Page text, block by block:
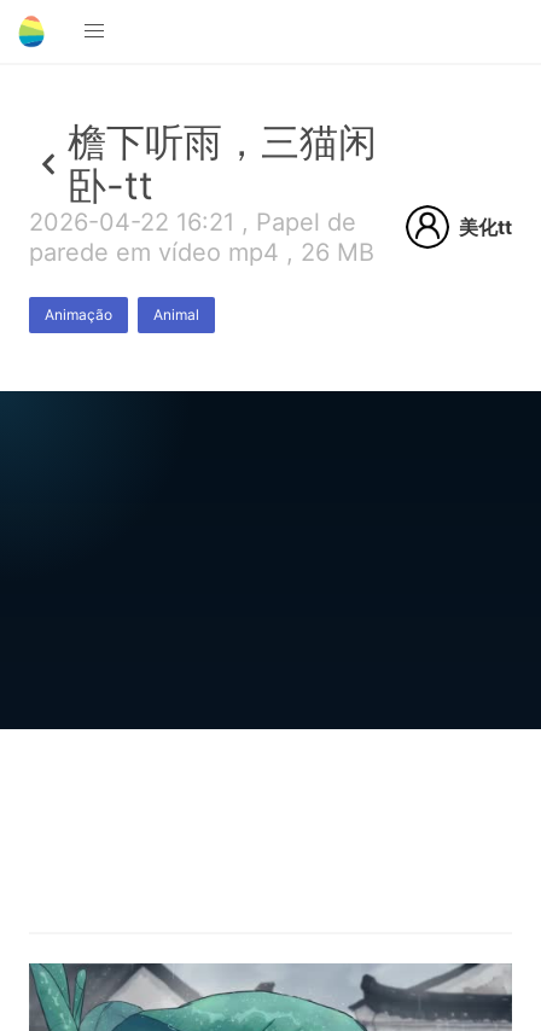
檐下听雨，三猫闲
卧-tt
2026-04-22 16:21 , Papel de
parede em vídeo mp4 , 26 MB
Animação Animal
美化tt